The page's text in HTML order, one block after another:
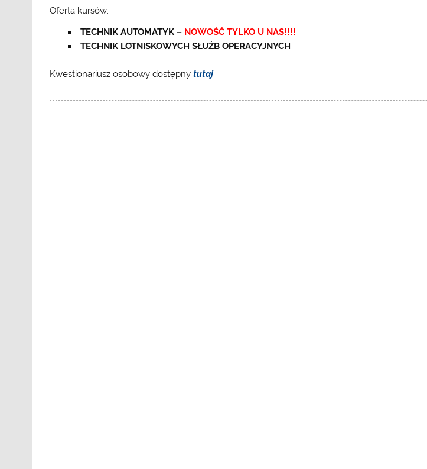
Oferta kursów:
TECHNIK AUTOMATYK – NOWOŚĆ TYLKO U NAS!!!!
TECHNIK LOTNISKOWYCH SŁUŻB OPERACYJNYCH
Kwestionariusz osobowy dostępny tutaj